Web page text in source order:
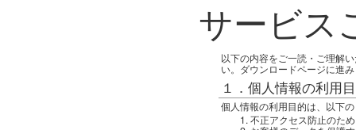
サービス
以下の内容をご一読・ご理解
い。ダウンロードページに進
１．個人情報の利用
個人情報の利用目的は、以下
不正アクセス防止のため